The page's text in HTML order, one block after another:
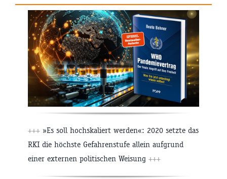
+++ »Es soll hochskaliert werden«: 2020 setzte das
RKI die höchste Gefahrenstufe allein aufgrund
einer externen politischen Weisung +++